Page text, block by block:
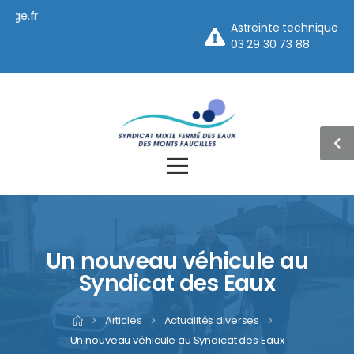
Astreinte technique
03 29 30 73 88
Un nouveau véhicule au
Syndicat des Eaux
> Articles > Actualités diverses >
Un nouveau véhicule au Syndicat des Eaux